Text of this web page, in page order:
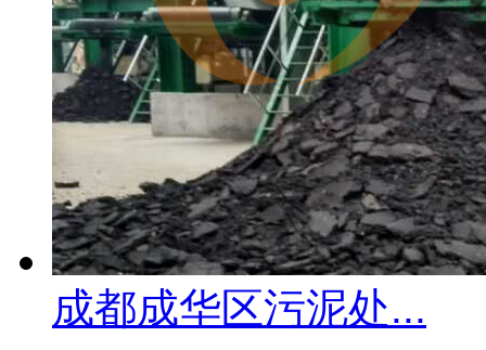
成都成华区污泥处...